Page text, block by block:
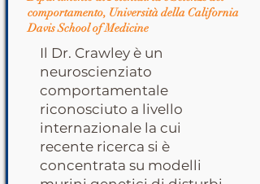
comportamento, Università della California
Davis School of Medicine
Il Dr. Crawley è un
neuroscienziato
comportamentale
riconosciuto a livello
internazionale la cui
recente ricerca si è
concentrata su modelli